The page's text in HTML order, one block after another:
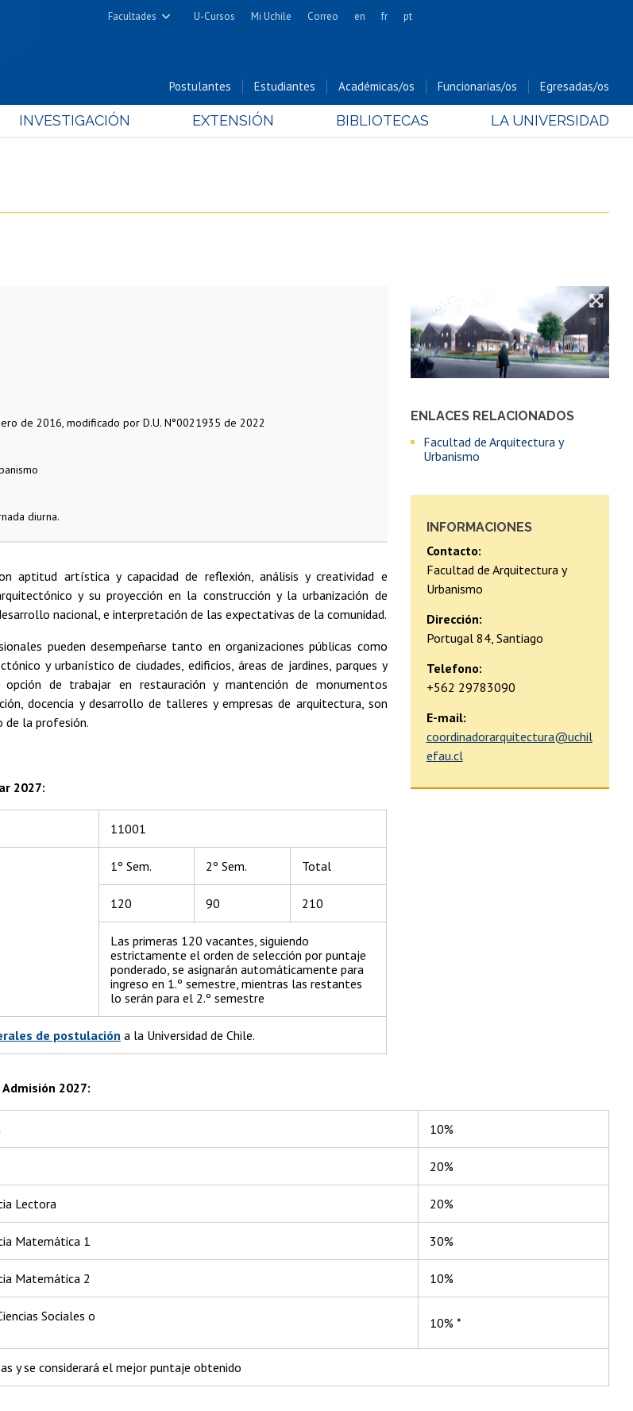
Facultades
Cs. Físicas y Matemáticas
Cs. Forestales y Conservación
Cs. Químicas y Farmacéuticas
Cs. Sociales
U-Cursos Mi Uchile Correo en fr pt
Postulantes Estudiantes Académicas/os Funcionarias/os Egresadas/os
INVESTIGACIÓN EXTENSIÓN BIBLIOTECAS LA UNIVERSIDAD
ENLACES RELACIONADOS
Facultad de Arquitectura y
Urbanismo
INFORMACIONES
Contacto:
Facultad de Arquitectura y
Urbanismo
Dirección:
Portugal 84, Santiago
Telefono:
+562 29783090
E-mail:
coordinadorarquitectura@uchil
efau.cl
de 2016, modificado por D.U. N°0021935 de 2022
diurna.
aptitud artística y capacidad de reflexión, análisis y creatividad e
y su proyección en la construcción y la urbanización de
nacional, e interpretación de las expectativas de la comunidad.
pueden desempeñarse tanto en organizaciones públicas como
y urbanístico de ciudades, edificios, áreas de jardines, parques y
opción de trabajar en restauración y mantención de monumentos
docencia y desarrollo de talleres y empresas de arquitectura, son
de la profesión.
2027:
11001
1º Sem. 2º Sem. Total
120 90 210
Las primeras 120 vacantes, siguiendo
estrictamente el orden de selección por puntaje
ponderado, se asignarán automáticamente para
ingreso en 1.º semestre, mientras las restantes
lo serán para el 2.º semestre
de postulación a la Universidad de Chile.
2027:
10%
20%
Lectora 20%
Matemática 1 30%
Matemática 2 10%
Sociales o
10% *
y se considerará el mejor puntaje obtenido